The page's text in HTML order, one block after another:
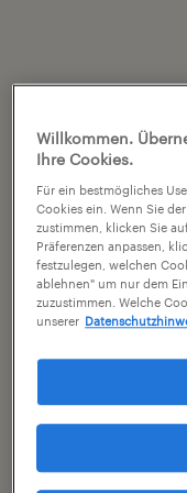
Willkommen.
Ihre Cookies.
Für ein bestmögliches
Cookies ein. Wenn Sie
zustimmen, klicken Sie
Präferenzen anpassen,
festzulegen, welchen
ablehnen" um nur dem
zuzustimmen. Welche
unserer